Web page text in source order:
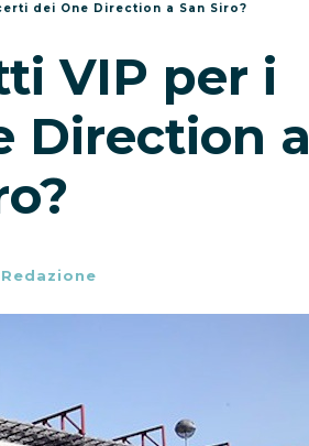
dei One Direction a San Siro?
VIP per i
Direction a